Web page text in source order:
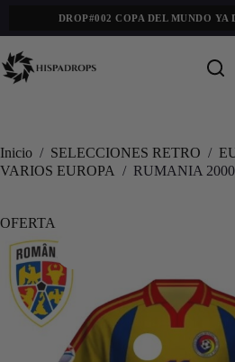
DROP#002 COPA DEL MUNDO YA
Inicio / SELECCIONES RETRO /
VARIOS EUROPA / RUMANIA 2000
OFERTA